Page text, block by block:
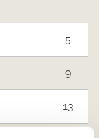
5
9
13